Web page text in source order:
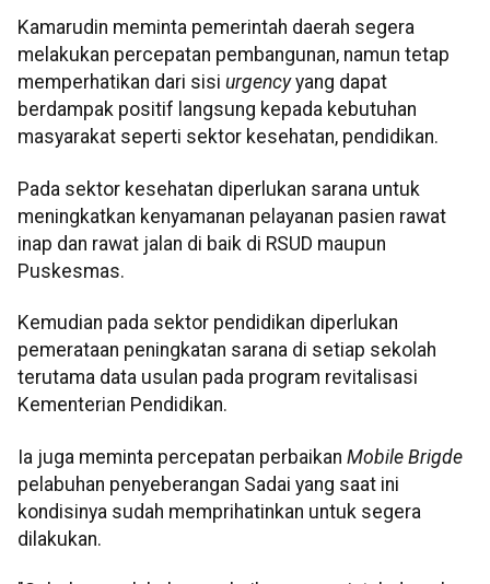
Kamarudin meminta pemerintah daerah segera
melakukan percepatan pembangunan, namun tetap
memperhatikan dari sisi urgencyyang dapat
berdampak positif langsung kepada kebutuhan
masyarakat seperti sektor kesehatan, pendidikan.
Pada sektor kesehatan diperlukan sarana untuk
meningkatkan kenyamanan pelayanan pasien rawat
inap dan rawat jalan di baik di RSUD maupun
Puskesmas.
Kemudian pada sektor pendidikan diperlukan
pemerataan peningkatan sarana di setiap sekolah
terutama data usulan pada program revitalisasi
Kementerian Pendidikan.
Ia juga meminta percepatan perbaikan Mobile Brigde
pelabuhan penyeberangan Sadai yang saat ini
kondisinya sudah memprihatinkan untuk segera
dilakukan.